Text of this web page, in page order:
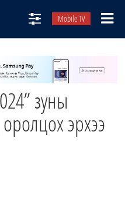
Mobile TV
зуны
эрхээ